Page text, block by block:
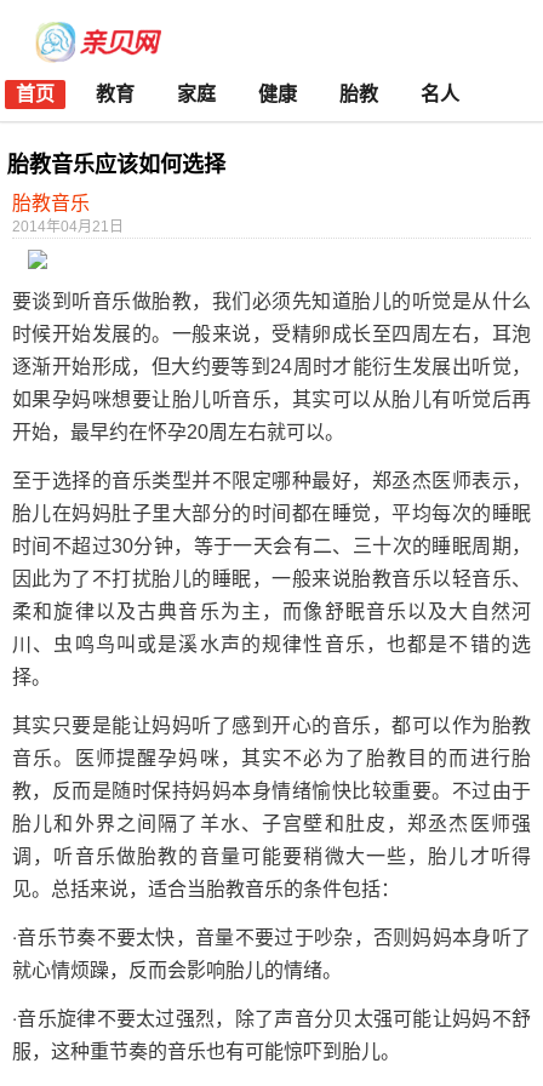
首页 教育 家庭 健康 胎教 名人
胎教音乐应该如何选择
胎教音乐
2014年04月21日
要谈到听音乐做胎教，我们必须先知道胎儿的听觉是从什么
时候开始发展的。一般来说，受精卵成长至四周左右，耳泡
逐渐开始形成，但大约要等到24周时才能衍生发展出听觉，
如果孕妈咪想要让胎儿听音乐，其实可以从胎儿有听觉后再
开始，最早约在怀孕20周左右就可以。
至于选择的音乐类型并不限定哪种最好，郑丞杰医师表示，
胎儿在妈妈肚子里大部分的时间都在睡觉，平均每次的睡眠
时间不超过30分钟，等于一天会有二、三十次的睡眠周期，
因此为了不打扰胎儿的睡眠，一般来说胎教音乐以轻音乐、
柔和旋律以及古典音乐为主，而像舒眠音乐以及大自然河
川、虫鸣鸟叫或是溪水声的规律性音乐，也都是不错的选
择。
其实只要是能让妈妈听了感到开心的音乐，都可以作为胎教
音乐。医师提醒孕妈咪，其实不必为了胎教目的而进行胎
教，反而是随时保持妈妈本身情绪愉快比较重要。不过由于
胎儿和外界之间隔了羊水、子宫壁和肚皮，郑丞杰医师强
调，听音乐做胎教的音量可能要稍微大一些，胎儿才听得
见。总括来说，适合当胎教音乐的条件包括：
‧音乐节奏不要太快，音量不要过于吵杂，否则妈妈本身听了
就心情烦躁，反而会影响胎儿的情绪。
‧音乐旋律不要太过强烈，除了声音分贝太强可能让妈妈不舒
服，这种重节奏的音乐也有可能惊吓到胎儿。